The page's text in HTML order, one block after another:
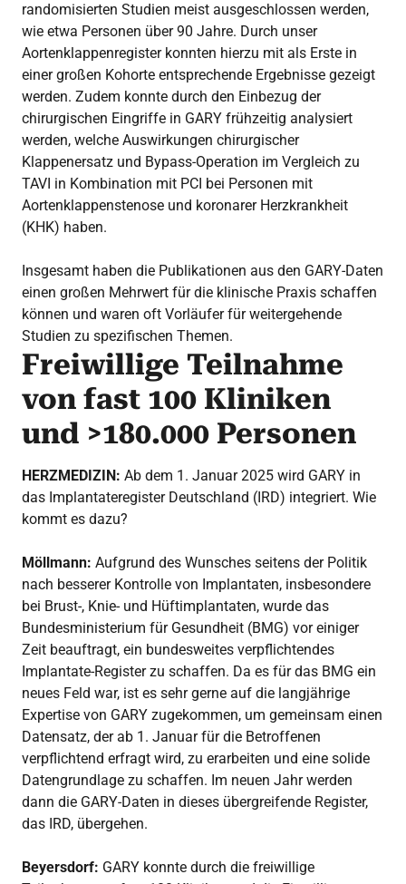
randomisierten Studien meist ausgeschlossen werden,
wie etwa Personen über 90 Jahre. Durch unser
Aortenklappenregister konnten hierzu mit als Erste in
einer großen Kohorte entsprechende Ergebnisse gezeigt
werden. Zudem konnte durch den Einbezug der
chirurgischen Eingriffe in GARY frühzeitig analysiert
werden, welche Auswirkungen chirurgischer
Klappenersatz und Bypass-Operation im Vergleich zu
TAVI in Kombination mit PCI bei Personen mit
Aortenklappenstenose und koronarer Herzkrankheit
(KHK) haben.
Insgesamt haben die Publikationen aus den GARY-Daten
einen großen Mehrwert für die klinische Praxis schaffen
können und waren oft Vorläufer für weitergehende
Studien zu spezifischen Themen.
Freiwillige Teilnahme
von fast 100 Kliniken
und >180.000 Personen
HERZMEDIZIN: Ab dem 1. Januar 2025 wird GARY in
das Implantateregister Deutschland (IRD) integriert. Wie
kommt es dazu?
Möllmann: Aufgrund des Wunsches seitens der Politik
nach besserer Kontrolle von Implantaten, insbesondere
bei Brust-, Knie- und Hüftimplantaten, wurde das
Bundesministerium für Gesundheit (BMG) vor einiger
Zeit beauftragt, ein bundesweites verpflichtendes
Implantate-Register zu schaffen. Da es für das BMG ein
neues Feld war, ist es sehr gerne auf die langjährige
Expertise von GARY zugekommen, um gemeinsam einen
Datensatz, der ab 1. Januar für die Betroffenen
verpflichtend erfragt wird, zu erarbeiten und eine solide
Datengrundlage zu schaffen. Im neuen Jahr werden
dann die GARY-Daten in dieses übergreifende Register,
das IRD, übergehen.
Beyersdorf: GARY konnte durch die freiwillige